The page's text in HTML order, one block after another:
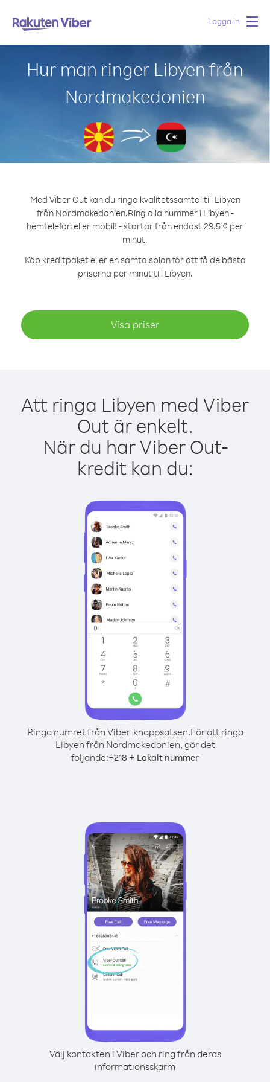
Logga in
Hur man ringer Libyen från
Nordmakedonien
Med Viber Out kan du ringa kvalitetssamtal till Libyen
från Nordmakedonien.Ring alla nummer i Libyen -
hemtelefon eller mobil! - startar från endast 29.5 ¢ per
minut.
Köp kreditpaket eller en samtalsplan för att få de bästa
priserna per minut till Libyen.
Visa priser
Att ringa Libyen med Viber
Out är enkelt.
När du har Viber Out-
kredit kan du:
Ringa numret från Viber-knappsatsen.För att ringa
Libyen från Nordmakedonien, gör det
följande:+218 + Lokalt nummer
Välj kontakten i Viber och ring från deras
informationsskärm